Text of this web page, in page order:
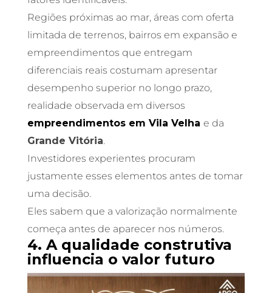
Regiões próximas ao mar, áreas com oferta
limitada de terrenos, bairros em expansão e
empreendimentos que entregam
diferenciais reais costumam apresentar
desempenho superior no longo prazo,
realidade observada em diversos
empreendimentos em Vila Velha e da
Grande Vitória.
Investidores experientes procuram
justamente esses elementos antes de tomar
uma decisão.
Eles sabem que a valorização normalmente
começa antes de aparecer nos números.
4. A qualidade construtiva
influencia o valor futuro